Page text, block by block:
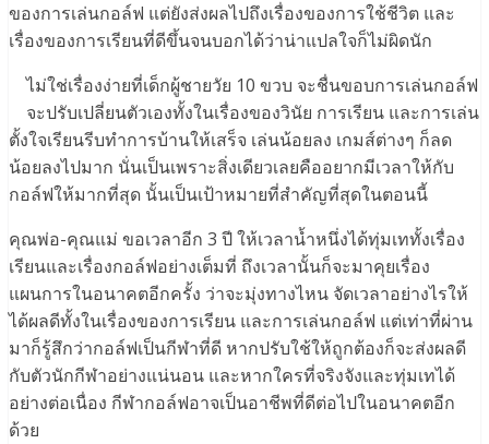
ของการเล่นกอล์ฟ แต่ยังส่งผลไปถึงเรื่องของการใช้ชีวิต และ
เรื่องของการเรียนที่ดีขึ้นจนบอกได้ว่าน่าแปลใจก็ไม่ผิดนัก
ไม่ใช่เรื่องง่ายที่เด็กผู้ชายวัย 10 ขวบ จะชื่นขอบการเล่นกอล์ฟ
จะปรับเปลี่ยนตัวเองทั้งในเรื่องของวินัย การเรียน และการเล่น
ตั้งใจเรียนรีบทำการบ้านให้เสร็จ เล่นน้อยลง เกมส์ต่างๆ ก็ลด
น้อยลงไปมาก นั่นเป็นเพราะสิ่งเดียวเลยคืออยากมีเวลาให้กับ
กอล์ฟให้มากที่สุด นั้นเป็นเป้าหมายที่สำคัญที่สุดในตอนนี้
คุณพ่อ-คุณแม่ ขอเวลาอีก 3 ปี ให้เวลาน้ำหนึ่งได้ทุ่มเททั้งเรื่อง
เรียนและเรื่องกอล์ฟอย่างเต็มที่ ถึงเวลานั้นก็จะมาคุยเรื่อง
แผนการในอนาคตอีกครั้ง ว่าจะมุ่งทางไหน จัดเวลาอย่างไรให้
ได้ผลดีทั้งในเรื่องของการเรียน และการเล่นกอล์ฟ แต่เท่าที่ผ่าน
มาก็รู้สึกว่ากอล์ฟเป็นกีฬาที่ดี หากปรับใช้ให้ถูกต้องก็จะส่งผลดี
กับตัวนักกีฬาอย่างแน่นอน และหากใครที่จริงจังและทุ่มเทได้
อย่างต่อเนื่อง กีฬากอล์ฟอาจเป็นอาชีพที่ดีต่อไปในอนาคตอีก
ด้วย